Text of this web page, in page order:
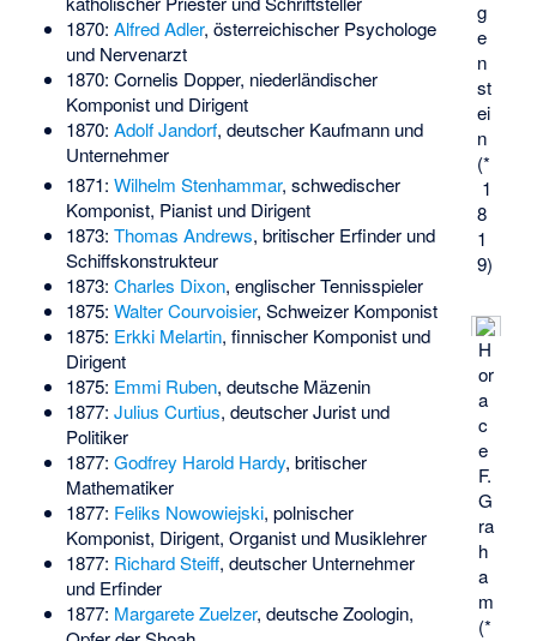
g
e
n
st
ei
n
(*
1
8
1
9)
H
or
a
c
e
F.
G
ra
h
a
m
(*
1870: Alfred Adler, österreichischer Psychologe
und Nervenarzt
1870: Cornelis Dopper, niederländischer
Komponist und Dirigent
1870: Adolf Jandorf, deutscher Kaufmann und
Unternehmer
1871: Wilhelm Stenhammar, schwedischer
Komponist, Pianist und Dirigent
1873: Thomas Andrews, britischer Erfinder und
Schiffskonstrukteur
1873: Charles Dixon, englischer Tennisspieler
1875: Walter Courvoisier, Schweizer Komponist
1875: Erkki Melartin, finnischer Komponist und
Dirigent
1875: Emmi Ruben, deutsche Mäzenin
1877: Julius Curtius, deutscher Jurist und
Politiker
1877: Godfrey Harold Hardy, britischer
Mathematiker
1877: Feliks Nowowiejski, polnischer
Komponist, Dirigent, Organist und Musiklehrer
1877: Richard Steiff, deutscher Unternehmer
und Erfinder
1877: Margarete Zuelzer, deutsche Zoologin,